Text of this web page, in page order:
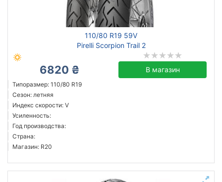
110/80 R19 59V
Pirelli Scorpion Trail 2
6820 ₴ В магазин
Типоразмер: 110/80 R19
Сезон: летняя
Индекс скорости: V
Усиленность:
Год производства:
Страна:
Магазин: R20